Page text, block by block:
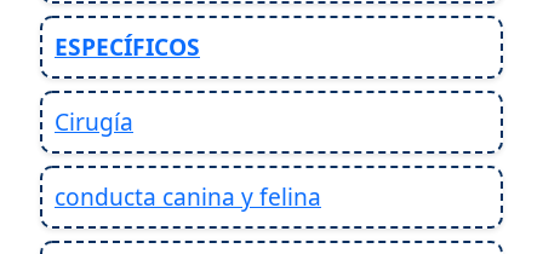
ESPECÍFICOS
Cirugía
conducta canina y felina